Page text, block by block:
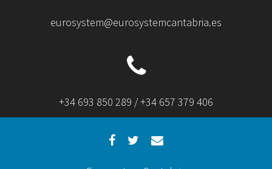
eurosystem@eurosystemcantabria.es
+34 693 850 289 / +34 657 379 406